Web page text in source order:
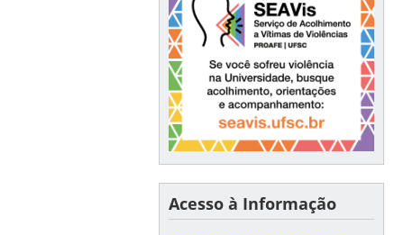
Acesso à Informação